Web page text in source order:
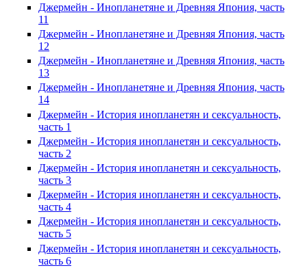
Джермейн - Инопланетяне и Древняя Япония, часть
11
Джермейн - Инопланетяне и Древняя Япония, часть
12
Джермейн - Инопланетяне и Древняя Япония, часть
13
Джермейн - Инопланетяне и Древняя Япония, часть
14
Джермейн - История инопланетян и сексуальность,
часть 1
Джермейн - История инопланетян и сексуальность,
часть 2
Джермейн - История инопланетян и сексуальность,
часть 3
Джермейн - История инопланетян и сексуальность,
часть 4
Джермейн - История инопланетян и сексуальность,
часть 5
Джермейн - История инопланетян и сексуальность,
часть 6